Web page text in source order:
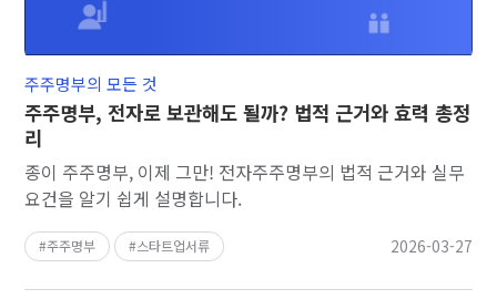
주주명부, 전자로 보관해도 될까? 법적 근거와 효력 총정
리
종이 주주명부, 이제 그만! 전자주주명부의 법적 근거와 실무
요건을 알기 쉽게 설명합니다.
주주명부의 모든 것
주주명부 스타트업서류 2026-03-27